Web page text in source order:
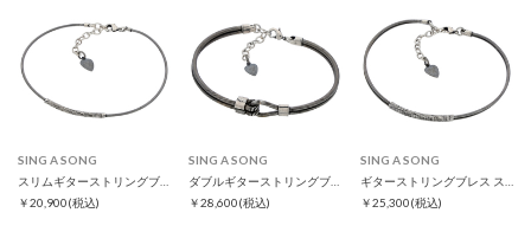
SING A SONG
￥20,900(税込)
SING A SONG
￥28,600(税込)
SING A SONG
￥25,300(税込)